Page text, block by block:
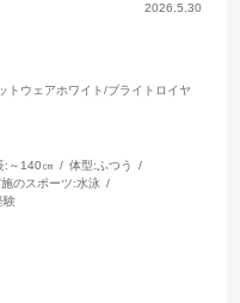
2026.5.30
トウェアホワイト/ブライトロイヤ
: ～140㎝ 体型: ふつう
のスポーツ:水泳
験